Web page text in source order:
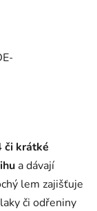
BLUE
či krátké
a dávají
lem zajišťuje
či odřeniny